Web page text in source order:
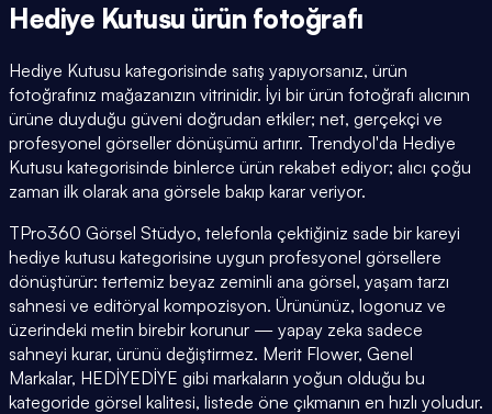
Hediye Kutusu ürün fotoğrafı
Hediye Kutusu kategorisinde satış yapıyorsanız, ürün
fotoğrafınız mağazanızın vitrinidir. İyi bir ürün fotoğrafı alıcının
ürüne duyduğu güveni doğrudan etkiler; net, gerçekçi ve
profesyonel görseller dönüşümü artırır. Trendyol'da Hediye
Kutusu kategorisinde binlerce ürün rekabet ediyor; alıcı çoğu
zaman ilk olarak ana görsele bakıp karar veriyor.
TPro360 Görsel Stüdyo, telefonla çektiğiniz sade bir kareyi
hediye kutusu kategorisine uygun profesyonel görsellere
dönüştürür: tertemiz beyaz zeminli ana görsel, yaşam tarzı
sahnesi ve editöryal kompozisyon. Ürününüz, logonuz ve
üzerindeki metin birebir korunur — yapay zeka sadece
sahneyi kurar, ürünü değiştirmez. Merit Flower, Genel
Markalar, HEDİYEDİYE gibi markaların yoğun olduğu bu
kategoride görsel kalitesi, listede öne çıkmanın en hızlı yoludur.